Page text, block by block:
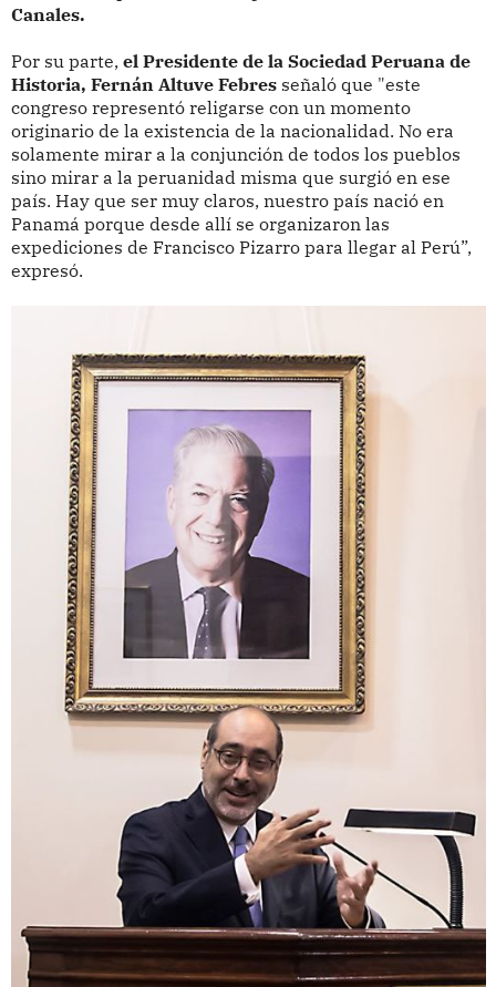
Canales.
Por su parte, el Presidente de la Sociedad Peruana de
Historia, Fernán Altuve Febresseñaló que "este
congreso representó religarse con un momento
originario de la existencia de la nacionalidad. No era
solamente mirar a la conjunción de todos los pueblos
sino mirar a la peruanidad misma que surgió en ese
país. Hay que ser muy claros, nuestro país nació en
Panamá porque desde allí se organizaron las
expediciones de Francisco Pizarro para llegar al Perú”,
expresó.